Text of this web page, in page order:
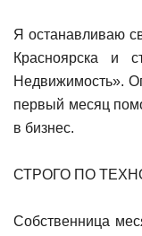
Я останавливаю
Красноярска и
Недвижимость».
первый месяц
в бизнес.
СТРОГО ПО
Собственница